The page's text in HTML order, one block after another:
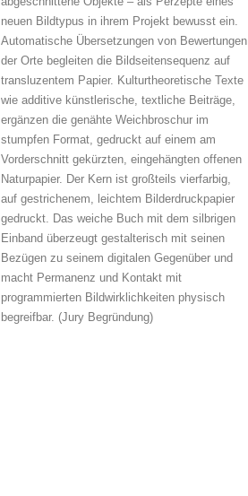
neuen Bildtypus in ihrem Projekt bewusst ein.
Automatische Übersetzungen von Bewertungen
der Orte begleiten die Bildseitensequenz auf
transluzentem Papier. Kulturtheoretische Texte
wie additive künstlerische, textliche Beiträge,
ergänzen die genähte Weichbroschur im
stumpfen Format, gedruckt auf einem am
Vorderschnitt gekürzten, eingehängten offenen
Naturpapier. Der Kern ist großteils vierfarbig,
auf gestrichenem, leichtem Bilderdruckpapier
gedruckt. Das weiche Buch mit dem silbrigen
Einband überzeugt gestalterisch mit seinen
Bezügen zu seinem digitalen Gegenüber und
macht Permanenz und Kontakt mit
programmierten Bildwirklichkeiten physisch
begreifbar. (Jury Begründung)